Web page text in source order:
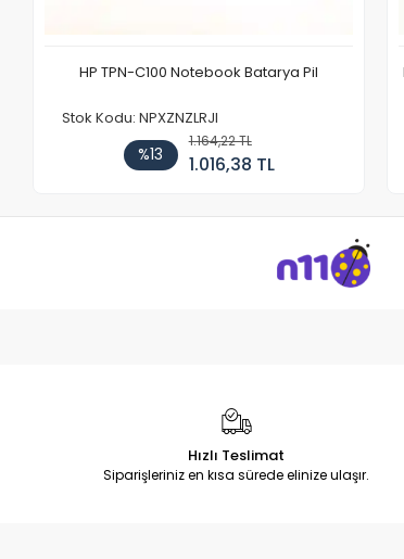
HP TPN-C100 Notebook Batarya Pil
Stok Kodu: NPXZNZLRJI
%13
1.164,22 TL
1.016,38 TL
Hızlı Teslimat
Siparişleriniz en kısa sürede elinize ulaşır.